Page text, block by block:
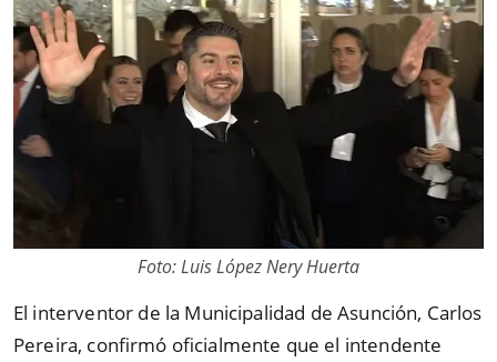
Foto: Luis López Nery Huerta
El interventor de la Municipalidad de Asunción, Carlos
Pereira, confirmó oficialmente que el intendente